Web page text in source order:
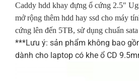
Caddy hdd khay đựng ổ cứng 2.5″
mở rộng thêm hdd hay ssd cho máy
cứng lên đến 5TB, sử dụng chuẩn
***Lưu ý: sản phẩm không bao
dành cho laptop có khe ổ CD